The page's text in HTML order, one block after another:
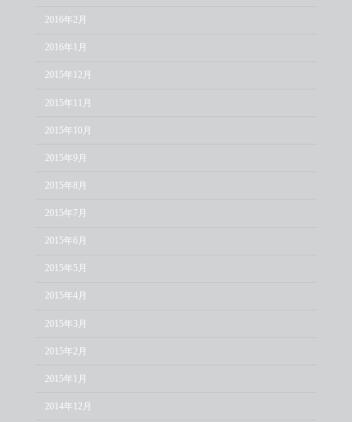
2016年2月
2016年1月
2015年12月
2015年11月
2015年10月
2015年9月
2015年8月
2015年7月
2015年6月
2015年5月
2015年4月
2015年3月
2015年2月
2015年1月
2014年12月